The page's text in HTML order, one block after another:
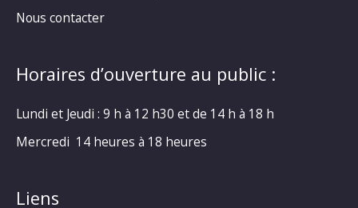
Nous contacter
Horaires d’ouverture au public :
Lundi et Jeudi : 9 h à 12 h30 et de 14 h à 18 h
Mercredi 14 heures à 18 heures
Liens